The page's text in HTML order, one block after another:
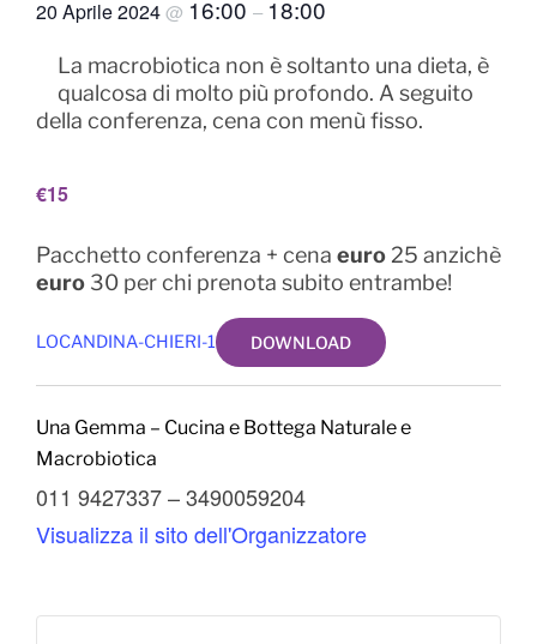
20 Aprile 2024@ 16:00 – 18:00
La macrobiotica non è soltanto una dieta, è
qualcosa di molto più profondo. A seguito
della conferenza, cena con menù fisso.
€15
Pacchetto conferenza + cena euro 25 anzichè
euro 30 per chi prenota subito entrambe!
LOCANDINA-CHIERI-1 DOWNLOAD
Una Gemma – Cucina e Bottega Naturale e
Macrobiotica
011 9427337 – 3490059204
Visualizza il sito dell'Organizzatore